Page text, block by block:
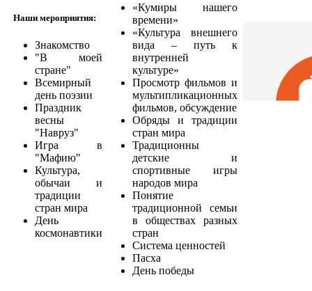
Наши мероприятия:
Знакомство
"В моей
стране"
Всемирный
день поэзии
Праздник
весны
"Навруз"
Игра в
"Мафию"
Культура,
обычаи и
традиции
стран мира
День
космонавтики
«Кумиры нашего
времени»
«Культура внешнего
вида – путь к
внутренней
культуре»
Просмотр фильмов и
мультипликационных
фильмов, обсуждение
Обряды и традиции
стран мира
Традиционны
детские и
спортивные игры
народов мира
Понятие
традиционной семьи
в обществах разных
стран
Система ценностей
Пасха
День победы